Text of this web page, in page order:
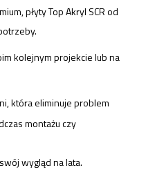
płyty Top Akryl SCR od
kolejnym projekcie lub na
która eliminuje problem
montażu czy
wygląd na lata.